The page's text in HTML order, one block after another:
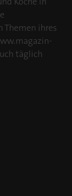
ihres
täglich